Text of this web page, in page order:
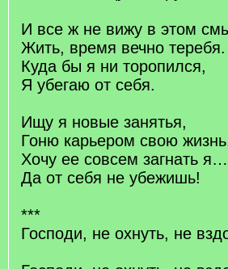
И все ж не вижу в этом
Жить, время вечно теребя.
Куда бы я ни торопился,
Я убегаю от себя.
Ищу я новые занятья,
Гоню карьером свою
Хочу ее совсем загнать я…
Да от себя не убежишь!
***
Господи, не охнуть, не